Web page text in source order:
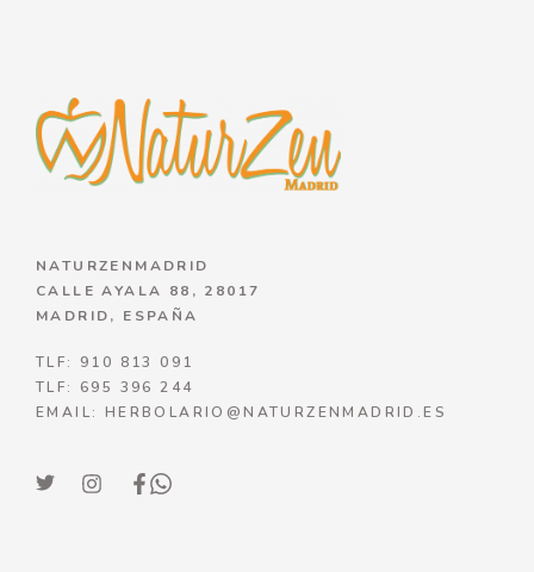
NATURZENMADRID
CALLE AYALA 88, 28017
MADRID, ESPAÑA
TLF: 910 813 091
TLF: 695 396 244
EMAIL: HERBOLARIO@NATURZENMADRID.ES